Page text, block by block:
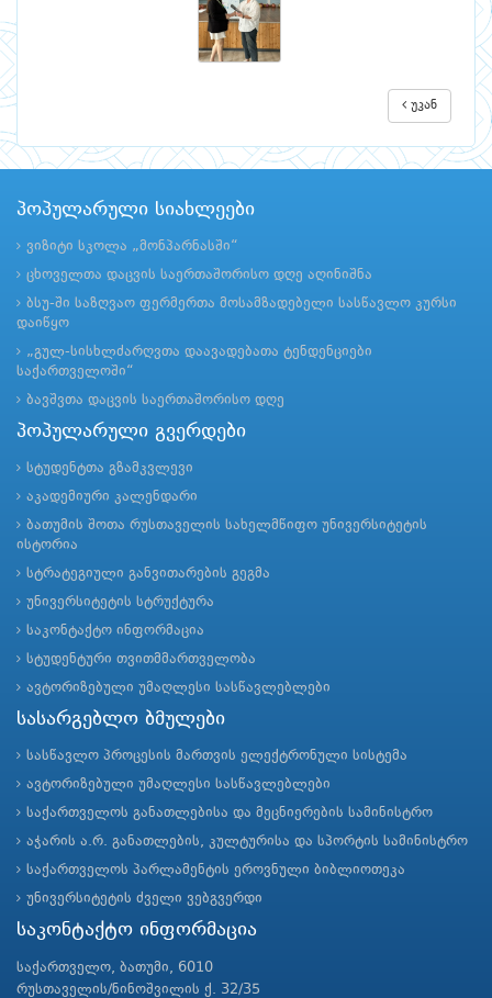
უკან
პოპულარული სიახლეები
ვიზიტი სკოლა „მონპარნასში“
ცხოველთა დაცვის საერთაშორისო დღე აღინიშნა
ბსუ-ში საზღვაო ფერმერთა მოსამზადებელი სასწავლო კურსი
დაიწყო
„გულ-სისხლძარღვთა დაავადებათა ტენდენციები
საქართველოში“
ბავშვთა დაცვის საერთაშორისო დღე
პოპულარული გვერდები
სტუდენტთა გზამკვლევი
აკადემიური კალენდარი
ბათუმის შოთა რუსთაველის სახელმწიფო უნივერსიტეტის
ისტორია
სტრატეგიული განვითარების გეგმა
უნივერსიტეტის სტრუქტურა
საკონტაქტო ინფორმაცია
სტუდენტური თვითმმართველობა
ავტორიზებული უმაღლესი სასწავლებლები
სასარგებლო ბმულები
სასწავლო პროცესის მართვის ელექტრონული სისტემა
ავტორიზებული უმაღლესი სასწავლებლები
საქართველოს განათლებისა და მეცნიერების სამინისტრო
აჭარის ა.რ. განათლების, კულტურისა და სპორტის სამინისტრო
საქართველოს პარლამენტის ეროვნული ბიბლიოთეკა
უნივერსიტეტის ძველი ვებგვერდი
საკონტაქტო ინფორმაცია
საქართველო, ბათუმი, 6010
რუსთაველის/ნინოშვილის ქ. 32/35